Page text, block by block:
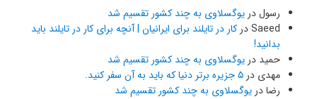
رسولدر یوگسلاوی به چند کشور تقسیم شد
Saeedدر کار در تایلند برای ایرانیان | آنچه برای کار در تایلند باید
بدانید!
حمید در یوگسلاوی به چند کشور تقسیم شد
مهدی در ۵ جزیره برتر دنیا که باید به آن سفر کنید.
رضادر یوگسلاوی به چند کشور تقسیم شد